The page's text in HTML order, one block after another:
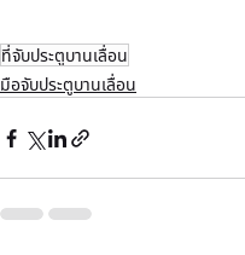
ที่จับประตูบานเลื่อน
มือจับประตูบานเลื่อน